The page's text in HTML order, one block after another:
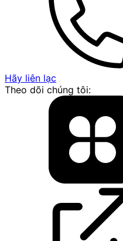
Hãy liên lạc
Theo dõi chúng tôi: